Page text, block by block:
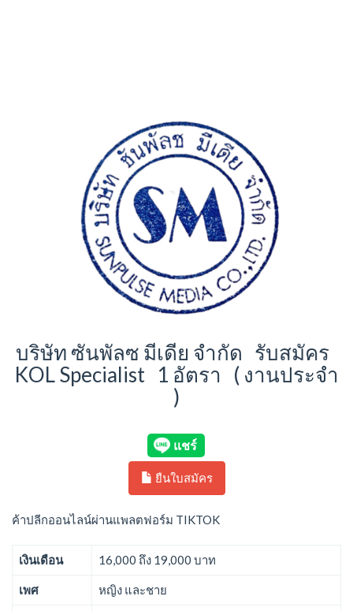
บริษัท ซันพัลซ มีเดีย จำกัด รับสมัคร
KOL Specialist 1 อัตรา ( งานประจำ
)
ยืนใบสมัคร
ค้าปลีกออนไลน์ผ่านแพลตฟอร์ม TIKTOK
เงินเดือน 16,000 ถึง 19,000 บาท
เพศ หญิง และชาย